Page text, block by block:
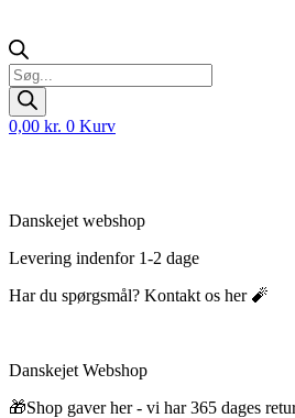
Products
search
0,00 kr. 0 Kurv
Danskejet webshop
Levering indenfor 1-2 dage
Har du spørgsmål? Kontakt os her 🧨
Danskejet Webshop
🎁Shop gaver her - vi har 365 dages